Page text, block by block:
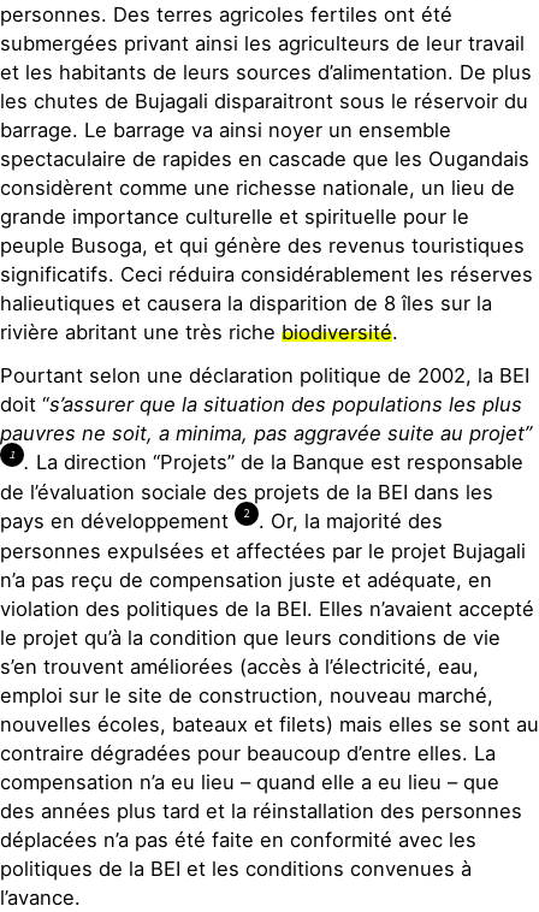
personnes. Des terres agricoles fertiles ont été
submergées privant ainsi les agriculteurs de leur travail
et les habitants de leurs sources d’alimentation. De plus
les chutes de Bujagali disparaitront sous le réservoir du
barrage. Le barrage va ainsi noyer un ensemble
spectaculaire de rapides en cascade que les Ougandais
considèrent comme une richesse nationale, un lieu de
grande importance culturelle et spirituelle pour le
peuple Busoga, et qui génère des revenus touristiques
significatifs. Ceci réduira considérablement les réserves
halieutiques et causera la disparition de 8 îles sur la
rivière abritant une très riche biodiversité.
Pourtant selon une déclaration politique de 2002, la BEI
doit “s’assurer que la situation des populations les plus
pauvres ne soit, a minima, pas aggravée suite au projet”
1 . La direction “Projets” de la Banque est responsable
de l’évaluation sociale des projets de la BEI dans les
pays en développement
2
. Or, la majorité des
personnes expulsées et affectées par le projet Bujagali
n’a pas reçu de compensation juste et adéquate, en
violation des politiques de la BEI. Elles n’avaient accepté
le projet qu’à la condition que leurs conditions de vie
s’en trouvent améliorées (accès à l’électricité, eau,
emploi sur le site de construction, nouveau marché,
nouvelles écoles, bateaux et filets) mais elles se sont au
contraire dégradées pour beaucoup d’entre elles. La
compensation n’a eu lieu – quand elle a eu lieu – que
des années plus tard et la réinstallation des personnes
déplacées n’a pas été faite en conformité avec les
politiques de la BEI et les conditions convenues à
l’avance.